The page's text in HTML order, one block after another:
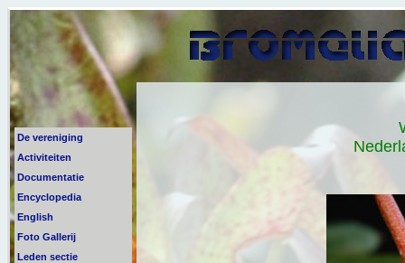
De vereniging
Activiteiten
Documentatie
Encyclopedia
English
Foto Gallerij
Leden sectie